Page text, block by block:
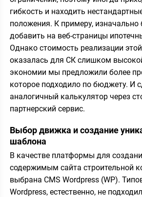
гибкость и находить
положения. К примеру, изначально
добавить на веб-страницы
Однако стоимость реализации
оказалась для СК слишком
экономии мы предложили более
которое подходило по бюджету. И
аналогичный калькулятор через
партнерский сервис.
Выбор движка и создание
шаблона
В качестве платформы для
содержимым сайта строительной
выбрана CMS Wordpress (WP).
Wordpress, естественно, не